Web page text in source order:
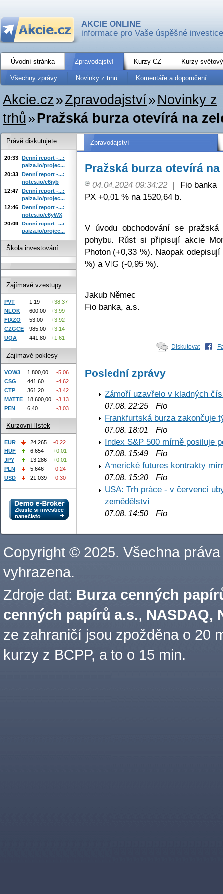
AKCIE ONLINE
informace pro Vaše úspěšné investice
Úvodní stránka Zpravodajství Kurzy CZ Kurzy
Všechny zprávy Novinky z trhů Komentáře a doporučení
Akcie.cz»Zpravodajství» Novinky z
trhů»Pražská burza otevírá na
Zpravodajství
Pražská burza otevírá na
04.04.2024 09:34:22 |
Fio banka
PX +0,01 % na 1520,64 b.
V úvodu obchodování se
pohybu. Růst si připisují akcie
Photon (+0,33 %). Naopak
%) a VIG (-0,95 %).
Jakub Němec
Fio banka, a.s.
Diskutovat
Poslední zprávy
Zámoří uzavřelo v kladných
07.08. 22:25 Fio
Frankfurtská burza zakončuje
07.08. 18:01
Fio
Index S&P 500 mírně posiluje
07.08. 15:49 Fio
Americké futures kontrakty
07.08. 15:20 Fio
USA: Trh práce - v červenci
zemědělství
07.08. 14:50 Fio
Právě diskutujete
20:33 Denní report -...:
paiza.io/projec...
20:33 Denní report -...:
notes.io/e6iyb
12:47 Denní report -...:
paiza.io/projec...
12:46 Denní report -...:
notes.io/e6yWX
20:09 Denní report -...:
paiza.io/projec...
Škola investování
Zajímavé vzestupy
PVT 1,19
+38,37
NLOK
600,00
+3,99
FIXZO
53,00
+3,92
CZGCE
985,00
+3,14
UQA
441,80 +1,61
Zajímavé poklesy
VOW3 1 800,00
-5,06
CSG
441,60
-4,62
CTP
361,20
-3,42
MATTE
18 600,00
-3,13
PEN
6,40 -3,03
Kurzovní lístek
EUR 24,265
-0,22
HUF
6,654
+0,01
JPY
13,286
+0,01
PLN
5,646
-0,24
USD
21,039 -0,30
Copyright © 2025. Všechna práva
vyhrazena.
Zdroje dat: Burza cenných
cenných papírů a.s., NASDAQ,
ze zahraničí jsou zpožděna o 20
kurzy z BCPP, a to o 15 min.